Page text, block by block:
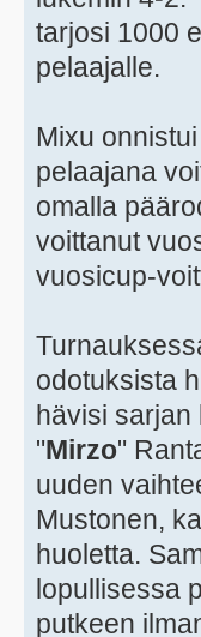
tarjosi 1000
pelaajalle.
Mixu
pelaajana
omalla
voittanut
vuosicup-
odotuksista
hävisi sarjan
"Mirzo"
uuden
Mustonen,
huoletta.
lopullisessa
putkeen